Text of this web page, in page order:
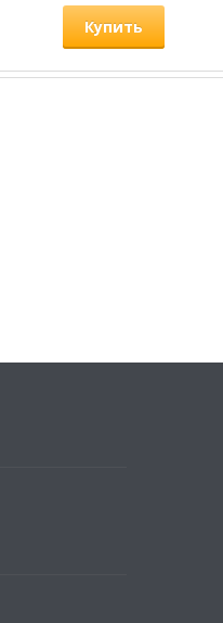
Купить